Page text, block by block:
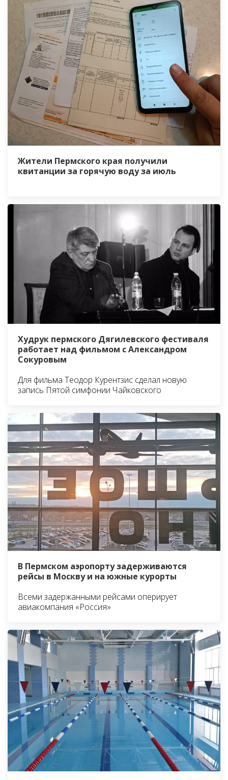
Жители Пермского края получили
квитанции за горячую воду за июль
Худрук пермского Дягилевского фестиваля
работает над фильмом с Александром
Сокуровым
Для фильма Теодор Курентзис сделал новую
запись Пятой симфонии Чайковского
В Пермском аэропорту задерживаются
рейсы в Москву и на южные курорты
Всеми задержанными рейсами оперирует
авиакомпания «Россия»